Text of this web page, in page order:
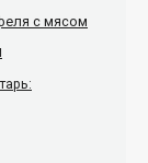
с мясом